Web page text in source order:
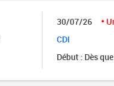
30/07/26
CDI
Début : Dès